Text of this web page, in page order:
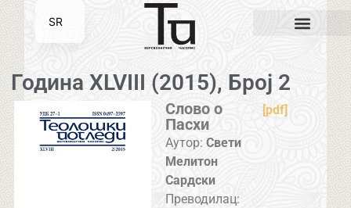
Година XLVIII (2015), Број 2
Слово о
Пасхи
[pdf]
Аутор: Свети
Мелитон
Сардски
Преводилац:
SR
EN